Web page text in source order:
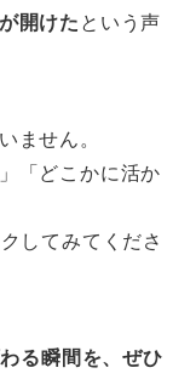
開けた という声
ません。
「どこかに活か
してみてくださ
る瞬間を、ぜひ